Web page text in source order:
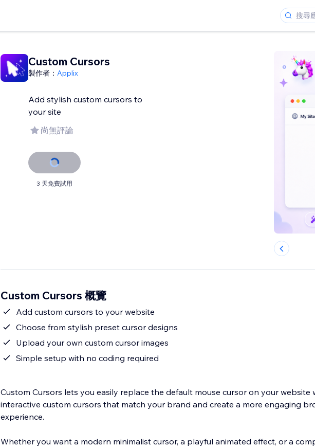
Custom Cursors
製作者： Applix
Add stylish custom cursors to
your site
尚無評論
3 天免費試用
Custom Cursors 概覽
Add custom cursors to your website
Choose from stylish preset cursor designs
Upload your own custom cursor images
Simple setup with no coding required
Custom Cursors lets you easily replace the default mouse cursor on your website
interactive custom cursors that match your brand and create a more engaging
experience.
Whether you want a modern minimalist cursor, a playful animated effect, or a